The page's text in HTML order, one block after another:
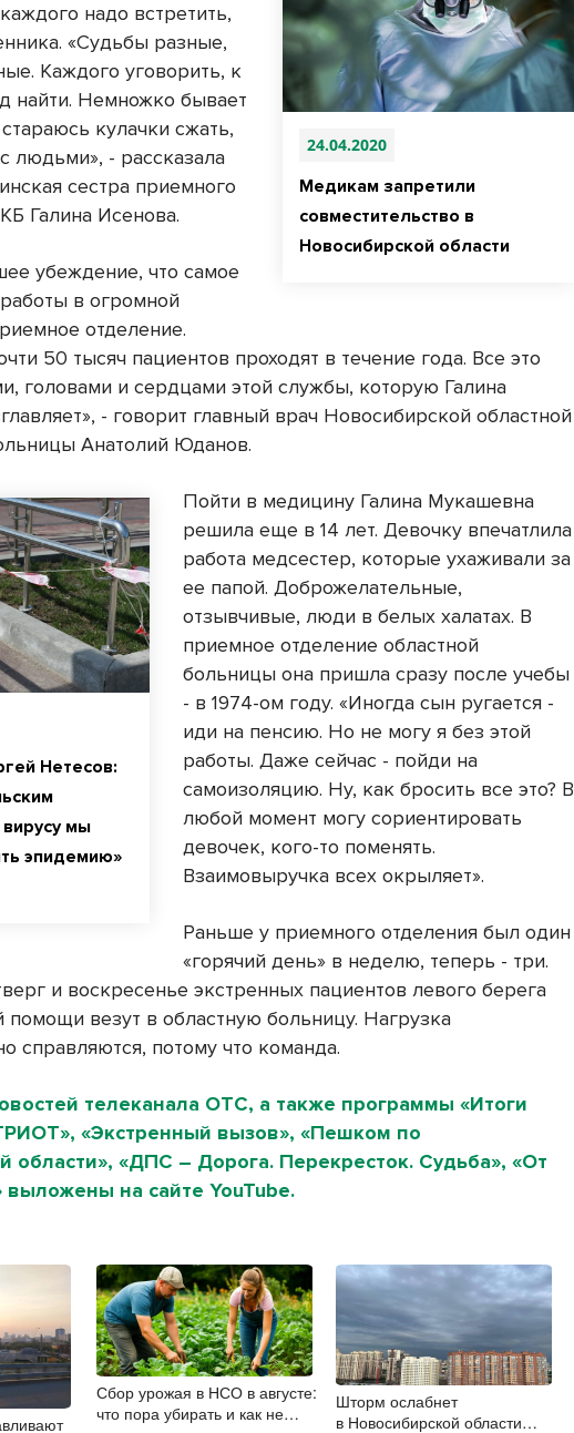
24.04.2020
Медикам запретили
совместительство в
Новосибирской области
надо встретить,
«Судьбы разные,
Каждого уговорить, к
найти. Немножко бывает
кулачки сжать,
людьми», - рассказала
сестра приемного
Галина Исенова.
убеждение, что самое
в огромной
отделение.
50 тысяч пациентов проходят в течение года. Все это
головами и сердцами этой службы, которую Галина
- говорит главный врач Новосибирской областной
Анатолий Юданов.
Нетесов:
мы
эпидемию»
Пойти в медицину Галина Мукашевна
решила еще в 14 лет. Девочку впечатлила
работа медсестер, которые ухаживали за
ее папой. Доброжелательные,
отзывчивые, люди в белых халатах. В
приемное отделение областной
больницы она пришла сразу после учебы
- в 1974-ом году. «Иногда сын ругается -
иди на пенсию. Но не могу я без этой
работы. Даже сейчас - пойди на
самоизоляцию. Ну, как бросить все это? В
любой момент могу сориентировать
девочек, кого-то поменять.
Взаимовыручка всех окрыляет».
Раньше у приемного отделения был один
«горячий день» в неделю, теперь - три.
и воскресенье экстренных пациентов левого берега
везут в областную больницу. Нагрузка
справляются, потому что команда.
телеканала ОТС, а также программы «Итоги
«Экстренный вызов», «Пешком по
области», «ДПС – Дорога. Перекресток. Судьба», «От
выложены на сайте YouTube.
Сбор урожая в НСО в августе:
что пора убирать и как не
Шторм ослабнет
в Новосибирской области